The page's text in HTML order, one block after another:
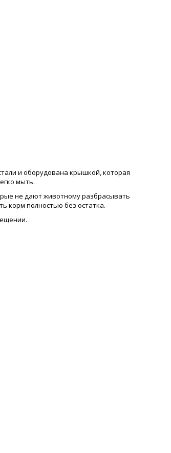
и оборудована крышкой, которая
мыть.
не дают животному разбрасывать
корм полностью без остатка.